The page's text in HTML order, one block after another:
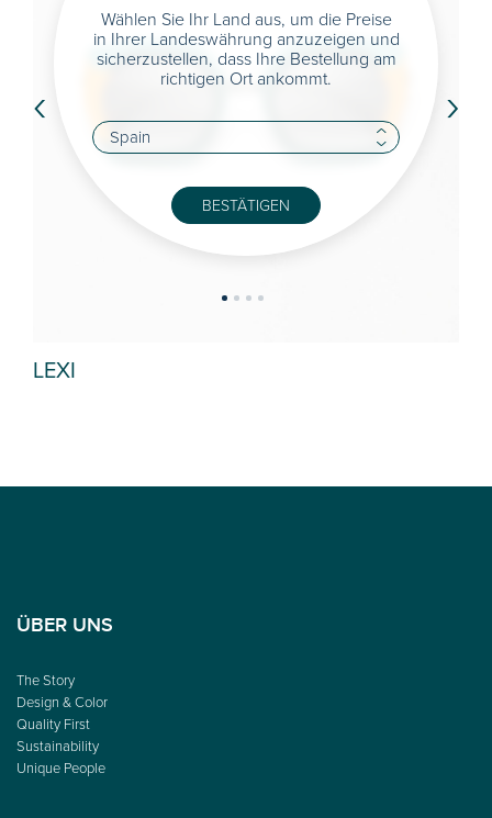
LEXI
‹ ›
ÜBER UNS
The Story
Design & Color
Quality First
Sustainability
Unique People
Wählen Sie Ihr Land aus, um die Preise
in Ihrer Landeswährung anzuzeigen und
sicherzustellen, dass Ihre Bestellung am
richtigen Ort ankommt.
BESTÄTIGEN